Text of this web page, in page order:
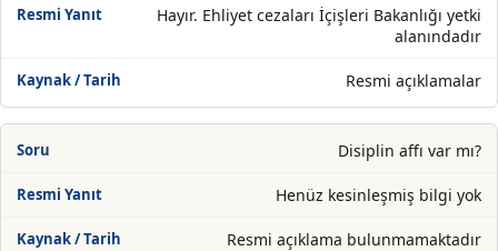
Hayır. Ehliyet cezaları İçişleri Bakanlığı yetki
alanındadır
Resmi açıklamalar
Disiplin affı var mı?
Henüz kesinleşmiş bilgi yok
Resmi açıklama bulunmamaktadır